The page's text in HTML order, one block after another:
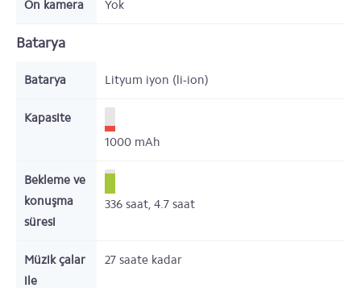
Ön kamera Yok
Batarya
Batarya Lityum iyon (li-ion)
Kapasite
1000 mAh
Bekleme ve
konuşma
süresi
336 saat, 4.7 saat
Müzik çalar
ile
27 saate kadar